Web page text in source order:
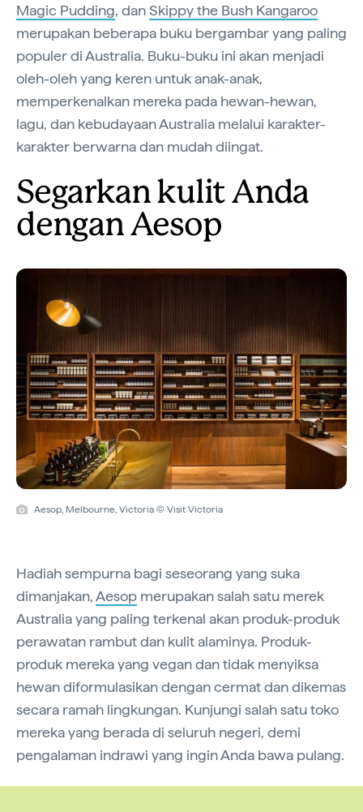
Magic Pudding, danSkippy the Bush Kangaroo
merupakan beberapa buku bergambar yang paling
populer di Australia. Buku-buku ini akan menjadi
oleh-oleh yang keren untuk anak-anak,
memperkenalkan mereka pada hewan-hewan,
lagu, dan kebudayaan Australia melalui karakter-
karakter berwarna dan mudah diingat.
Segarkan kulit Anda
dengan Aesop
Aesop, Melbourne, Victoria © Visit Victoria
Hadiah sempurna bagi seseorang yang suka
dimanjakan,Aesop merupakan salah satu merek
Australia yang paling terkenal akan produk-produk
perawatan rambut dan kulit alaminya. Produk-
produk mereka yang vegan dan tidak menyiksa
hewan diformulasikan dengan cermat dan dikemas
secara ramah lingkungan. Kunjungi salah satu toko
mereka yang berada di seluruh negeri, demi
pengalaman indrawi yang ingin Anda bawa pulang.